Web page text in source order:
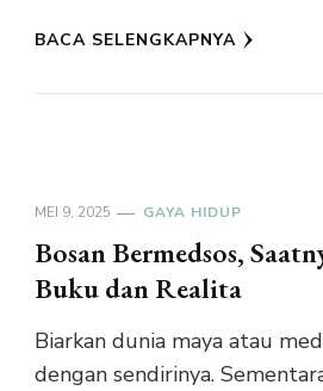
BACA SELENGKAPNYA
MEI 9, 2025 GAYA HIDUP
Bosan Bermedsos,
Buku dan Realita
Biarkan dunia maya atau
dengan sendirinya.